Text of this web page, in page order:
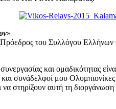
»
του Συλλόγου
και ομαδικότητας
συνάδελφοί μου
στηρίξουν αυτή τη